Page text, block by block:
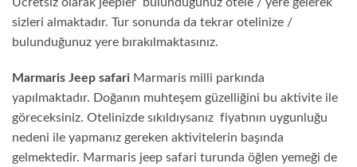
sizleri almaktadır. Tur sonunda da tekrar otelinize /
bulunduğunuz yere bırakılmaktasınız.
Marmaris Jeep safari Marmaris milli parkında
yapılmaktadır. Doğanın muhteşem güzelliğini bu aktivite ile
göreceksiniz. Otelinizde sıkıldıysanız fiyatının uygunluğu
nedeni ile yapmanız gereken aktivitelerin başında
gelmektedir. Marmaris jeep safari turunda öğlen yemeği de